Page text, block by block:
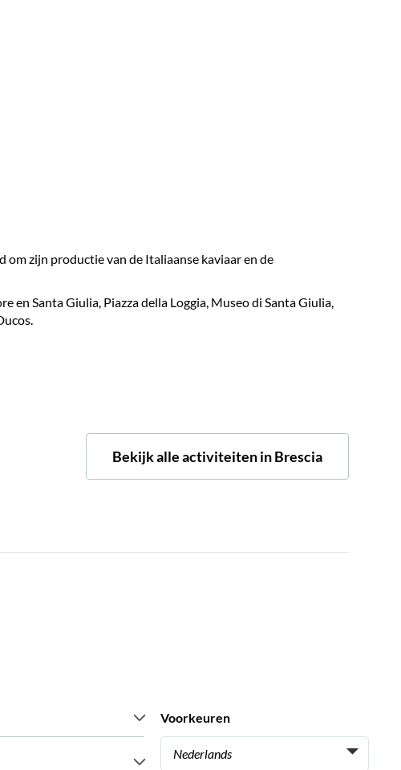
om zijn productie van de Italiaanse kaviaar en de
Santa Giulia, Piazza della Loggia, Museo di Santa Giulia,
Bekijk alle activiteiten in Brescia
Voorkeuren
Nederlands